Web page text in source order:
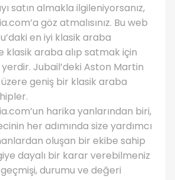
satın almakla ilgileniyorsanız,
göz atmalısınız. Bu web
en iyi klasik araba
klasik araba alıp satmak için
Jubail’deki Aston Martin
geniş bir klasik araba
harika yanlarından biri,
her adımında size yardımcı
oluşan bir ekibe sahip
dayalı bir karar verebilmeniz
durumu ve değeri